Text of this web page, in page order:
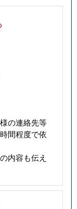
の連絡先等
間程度で依
内容も伝え